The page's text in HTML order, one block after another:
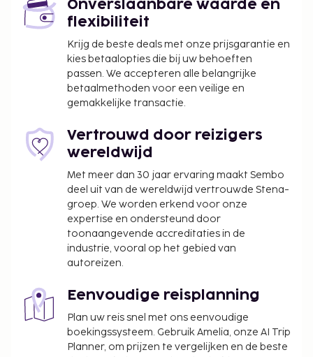
Onverslaanbare waarde en
flexibiliteit
Krijg de beste deals met onze prijsgarantie en
kies betaalopties die bij uw behoeften
passen. We accepteren alle belangrijke
betaalmethoden voor een veilige en
gemakkelijke transactie.
Vertrouwd door reizigers
wereldwijd
Met meer dan 30 jaar ervaring maakt Sembo
deel uit van de wereldwijd vertrouwde Stena-
groep. We worden erkend voor onze
expertise en ondersteund door
toonaangevende accreditaties in de
industrie, vooral op het gebied van
autoreizen.
Eenvoudige reisplanning
Plan uw reis snel met ons eenvoudige
boekingssysteem. Gebruik Amelia, onze AI Trip
Planner, om prijzen te vergelijken en de beste